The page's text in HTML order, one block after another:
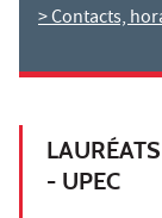
> Contacts,
- UPEC